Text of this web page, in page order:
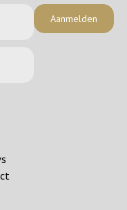
Aanmelden